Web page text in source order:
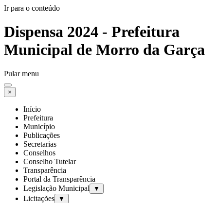
Ir para o conteúdo
Dispensa 2024 - Prefeitura
Municipal de Morro da Garça
Pular menu
×
Início
Prefeitura
Município
Publicações
Secretarias
Conselhos
Conselho Tutelar
Transparência
Portal da Transparência
Legislação Municipal
▼
Licitações ▼